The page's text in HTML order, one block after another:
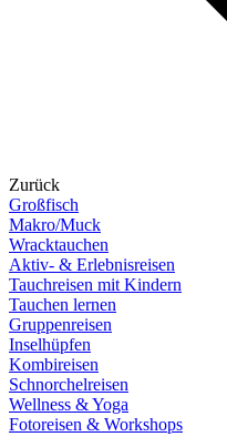
Zurück
Großfisch
Makro/Muck
Wracktauchen
Aktiv- & Erlebnisreisen
Tauchreisen mit Kindern
Tauchen lernen
Gruppenreisen
Inselhüpfen
Kombireisen
Schnorchelreisen
Wellness & Yoga
Fotoreisen & Workshops